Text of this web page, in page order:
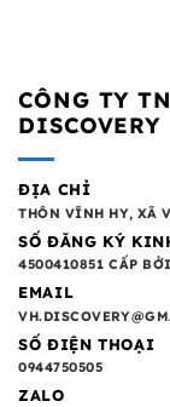
CÔNG TY
DISCOVERY
ĐỊA CHỈ
THÔN VĨNH HY, XÃ
SỐ ĐĂNG KÝ
4500410851 CẤP
EMAIL
SỐ ĐIỆN THOẠI
0944750505
ZALO